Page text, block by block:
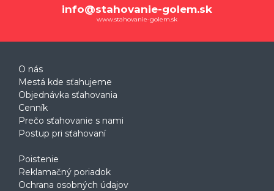
info@stahovanie-golem.sk
www.stahovanie-golem.sk
O nás
Mestá kde sťahujeme
Objednávka sťahovania
Cenník
Prečo sťahovanie s nami
Postup pri sťahovaní
Poistenie
Reklamačný poriadok
Ochrana osobných údajov